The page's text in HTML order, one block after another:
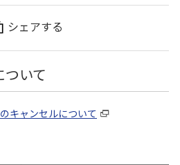
シェアする
いて
キャンセルについて